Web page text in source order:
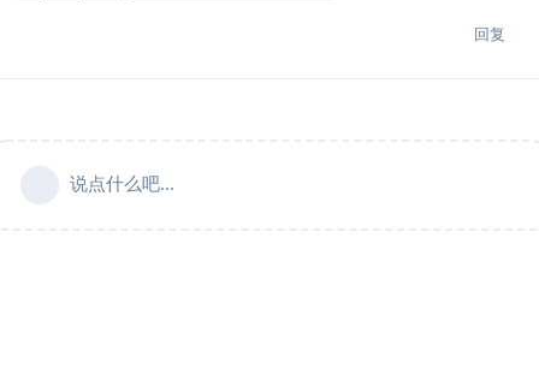
回复
说点什么吧...